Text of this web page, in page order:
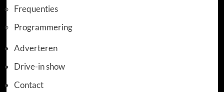
Frequenties
Programmering
Adverteren
Drive-in show
Contact